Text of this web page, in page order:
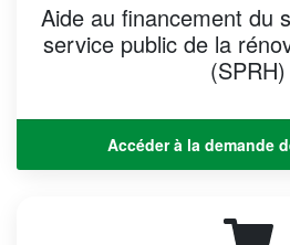
Aide au financement du
service public de la
(SPRH)
Accéder à la demande